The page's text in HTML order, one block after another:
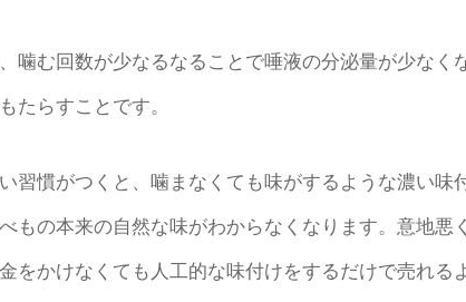
噛む回数が少なるなることで唾液の分泌量が少なく
たらすことです。
習慣がつくと、噛まなくても味がするような濃い味
もの本来の自然な味がわからなくなります。意地悪
をかけなくても人工的な味付けをするだけで売れる